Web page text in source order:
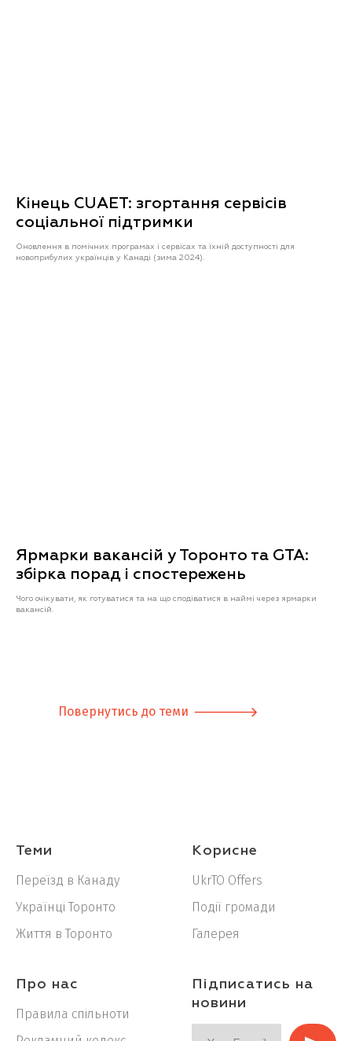
Кінець CUAET: згортання сервісів
соціальної підтримки
Оновлення в помічних програмах і сервісах та їхній доступності для
новоприбулих українців у Канаді (зима 2024).
Ярмарки вакансій у Торонто та GTA:
збірка порад і спостережень
Чого очікувати, як готуватися та на що сподіватися в наймі через ярмарки
вакансій.
Повернутись до теми
Теми
Переїзд в Канаду
Українці Торонто
Життя в Торонто
Корисне
UkrTO Offers
Події громади
Галерея
Про нас
Правила спільноти
Підписатись на
новини